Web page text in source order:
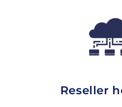
Reseller